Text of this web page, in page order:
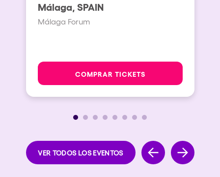
Málaga, SPAIN
Málaga Forum
COMPRAR TICKETS
VER TODOS LOS EVENTOS